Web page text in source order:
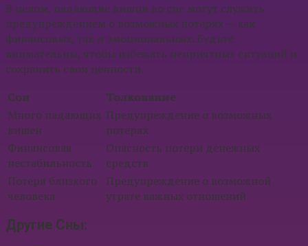
В целом, падающие вишни во сне могут служить
предупреждением о возможных потерях — как
финансовых, так и эмоциональных. Будьте
внимательны, чтобы избежать неприятных ситуаций и
сохранить свои ценности.
Сон
Толкование
Много падающих
вишен
Предупреждение о возможных
потерях
Финансовая
нестабильность
Опасность потери денежных
средств
Потеря близкого
человека
Предупреждение о возможной
утрате важных отношений
Другие Сны: